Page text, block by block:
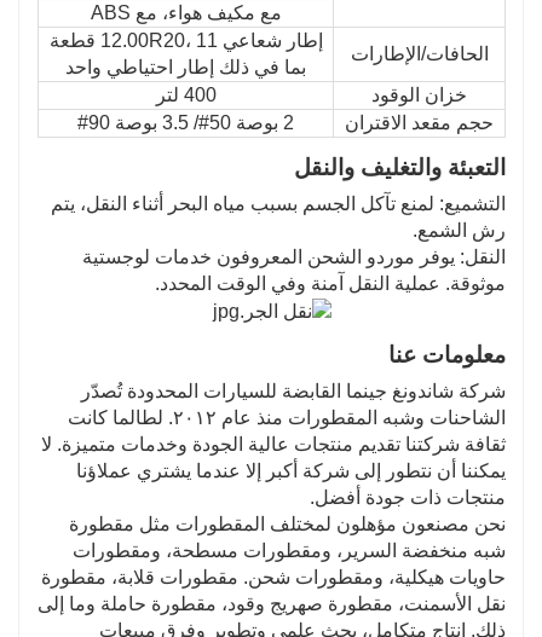
مع مكيف هواء، مع ABS
الحافات/الإطارات
إطار شعاعي 12.00R20، 11 قطعة
بما في ذلك إطار احتياطي واحد
خزان الوقود
400 لتر
حجم مقعد الاقتران
2 بوصة 50#/ 3.5 بوصة 90#
التعبئة والتغليف والنقل
التشميع: لمنع تآكل الجسم بسبب مياه البحر أثناء النقل، يتم
رش الشمع.
النقل: يوفر موردو الشحن المعروفون خدمات لوجستية
موثوقة. عملية النقل آمنة وفي الوقت المحدد.
معلومات عنا
شركة شاندونغ جينما القابضة للسيارات المحدودة تُصدّر
الشاحنات وشبه المقطورات منذ عام ٢٠١٢. لطالما كانت
ثقافة شركتنا تقديم منتجات عالية الجودة وخدمات متميزة. لا
يمكننا أن نتطور إلى شركة أكبر إلا عندما يشتري عملاؤنا
منتجات ذات جودة أفضل.
نحن مصنعون مؤهلون لمختلف المقطورات مثل مقطورة
شبه منخفضة السرير، ومقطورات مسطحة، ومقطورات
حاويات هيكلية، ومقطورات شحن. مقطورات قلابة، مقطورة
نقل الأسمنت، مقطورة صهريج وقود، مقطورة حاملة وما إلى
ذلك. إنتاج متكامل، بحث علمي وتطوير وفرق مبيعات